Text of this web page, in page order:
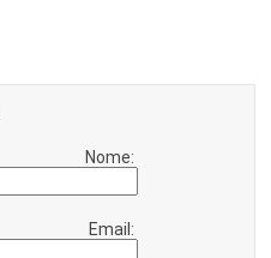
Nome:
Email: